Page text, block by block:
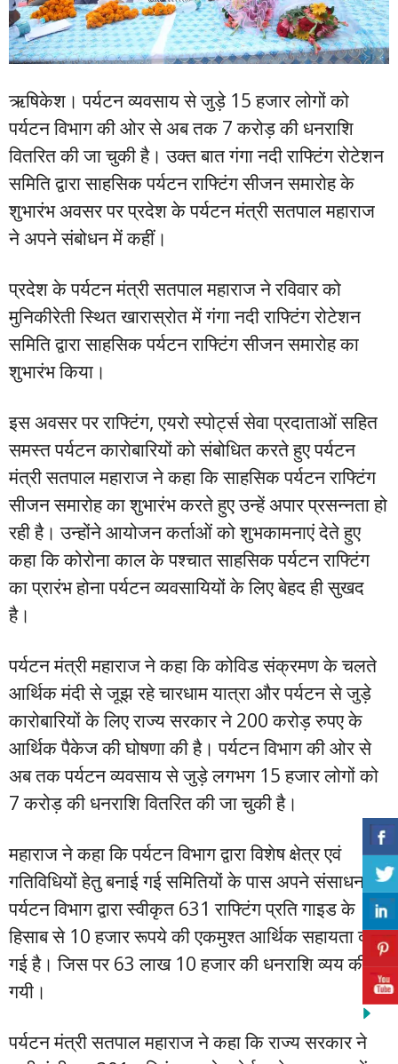
ऋषिकेश। पर्यटन व्यवसाय से जुड़े 15 हजार लोगों को
पर्यटन विभाग की ओर से अब तक 7 करोड़ की धनराशि
वितरित की जा चुकी है। उक्त बात गंगा नदी राफ्टिंग रोटेशन
समिति द्वारा साहसिक पर्यटन राफ्टिंग सीजन समारोह के
शुभारंभ अवसर पर प्रदेश के पर्यटन मंत्री सतपाल महाराज
ने अपने संबोधन में कहीं।
प्रदेश के पर्यटन मंत्री सतपाल महाराज ने रविवार को
मुनिकीरेती स्थित खारास्रोत में गंगा नदी राफ्टिंग रोटेशन
समिति द्वारा साहसिक पर्यटन राफ्टिंग सीजन समारोह का
शुभारंभ किया।
इस अवसर पर राफ्टिंग, एयरो स्पोर्ट्स सेवा प्रदाताओं सहित
समस्त पर्यटन कारोबारियों को संबोधित करते हुए पर्यटन
मंत्री सतपाल महाराज ने कहा कि साहसिक पर्यटन राफ्टिंग
सीजन समारोह का शुभारंभ करते हुए उन्हें अपार प्रसन्नता हो
रही है। उन्होंने आयोजन कर्ताओं को शुभकामनाएं देते हुए
कहा कि कोरोना काल के पश्चात साहसिक पर्यटन राफ्टिंग
का प्रारंभ होना पर्यटन व्यवसायियों के लिए बेहद ही सुखद
है।
पर्यटन मंत्री महाराज ने कहा कि कोविड संक्रमण के चलते
आर्थिक मंदी से जूझ रहे चारधाम यात्रा और पर्यटन से जुड़े
कारोबारियों के लिए राज्य सरकार ने 200 करोड़ रुपए के
आर्थिक पैकेज की घोषणा की है। पर्यटन विभाग की ओर से
अब तक पर्यटन व्यवसाय से जुड़े लगभग 15 हजार लोगों को
7 करोड़ की धनराशि वितरित की जा चुकी है।
महाराज ने कहा कि पर्यटन विभाग द्वारा विशेष क्षेत्र एवं
गतिविधियों हेतु बनाई गई समितियों के पास अपने संसाधन से
पर्यटन विभाग द्वारा स्वीकृत 631 राफ्टिंग प्रति गाइड के
हिसाब से 10 हजार रूपये की एकमुश्त आर्थिक सहायता दी
गई है। जिस पर 63 लाख 10 हजार की धनराशि व्यय की
गयी।
पर्यटन मंत्री सतपाल महाराज ने कहा कि राज्य सरकार ने